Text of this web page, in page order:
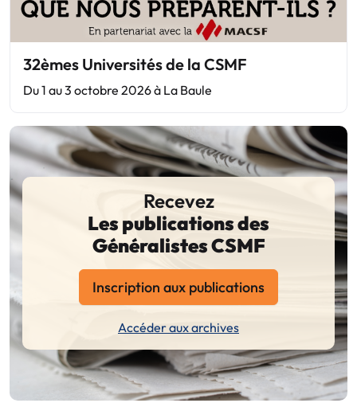
32èmes Universités de la CSMF
Du 1 au 3 octobre 2026 à La Baule
Recevez
Les publications des
Généralistes CSMF
Inscription aux publications
Accéder aux archives